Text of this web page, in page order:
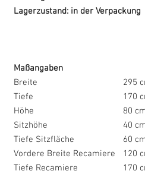
Lagerzustand: in der Verpackung
Maßangaben
Breite
295
Tiefe
170
Höhe
80
Sitzhöhe
40
Tiefe Sitzfläche
60
Vordere Breite Recamiere
120
Tiefe Recamiere
170